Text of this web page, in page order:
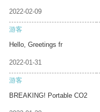
2022-02-09
游客
Hello, Greetings fr
2022-01-31
游客
BREAKING! Portable CO2